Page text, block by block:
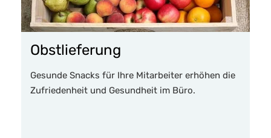
Obstlieferung
Gesunde Snacks für Ihre Mitarbeiter erhöhen die
Zufriedenheit und Gesundheit im Büro.